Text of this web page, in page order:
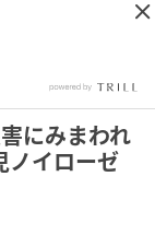
にみまわれ
ノイローゼ